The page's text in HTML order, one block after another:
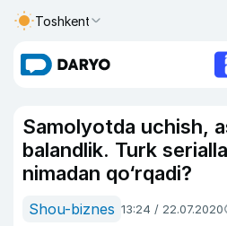
Toshkent
Samolyotda uchish,
balandlik. Turk
nimadan qo‘rqadi?
Shou-biznes 13:24 / 22.07.2020